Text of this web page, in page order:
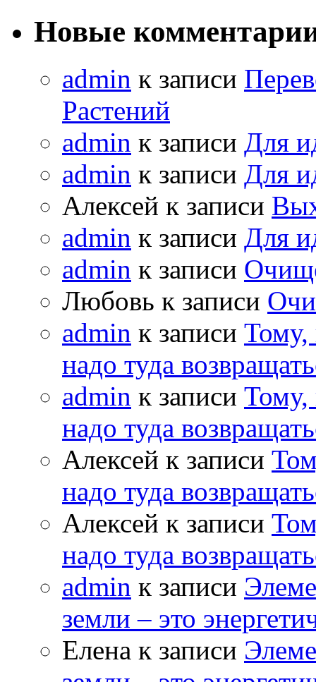
Новые
admin к записи
Растений
admin к записи Для
admin к записи Для
Алексей к записи
admin к записи Для
admin к записи
Любовь к записи
admin к записи Тому,
надо туда
admin к записи Тому,
надо туда
Алексей к записи
надо туда
Алексей к записи
надо туда
admin к записи
земли – это
Елена к записи